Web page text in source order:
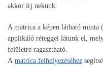
akkor írj nekünk.
A matrica a képen látható minta
applikáló réteggel látunk el,
felületre ragasztható.
A matrica felhelyezéséhez